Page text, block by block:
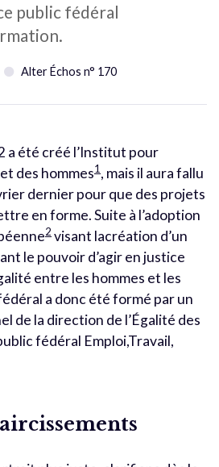
public fédéral
Alter Échos n° 170
a été créé l’Institut pour
des hommes1 , mais il aura fallu
dernier pour que des projets
en forme. Suite à l’adoption
2 visant lacréation d’un
le pouvoir d’agir en justice
entre les hommes et les
a donc été formé par un
de la direction de l’Égalité des
fédéral Emploi,Travail,